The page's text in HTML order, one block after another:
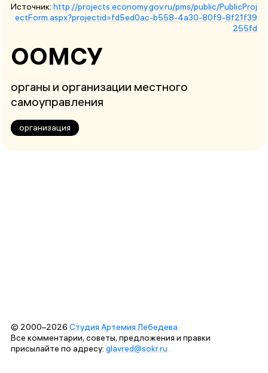
Источник: http://projects.economy.gov.ru/pms/public/PublicProj
ectForm.aspx?projectid=fd5ed0ac-b558-4a30-80f9-8f21f39
255fd
ООМСУ
органы и организации местного
самоуправления
организация
© 2000–2026 Студия Артемия Лебедева
Все комментарии, советы, предложения и правки
присылайте по адресу: glavred@sokr.ru